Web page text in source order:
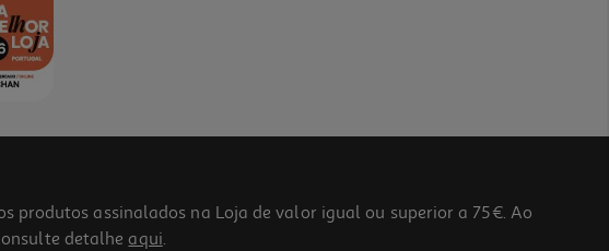
produtos assinalados na Loja de valor igual ou superior a 75€. Ao
detalhe aqui.